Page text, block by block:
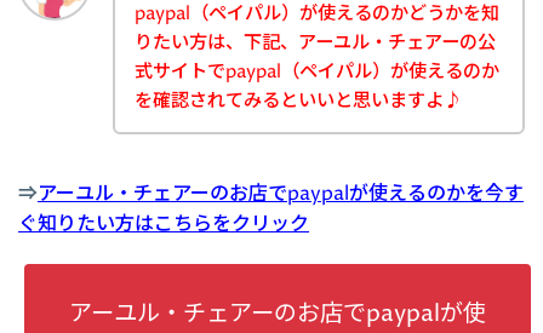
paypal（ペイパル）が使えるのかどうかを知
りたい方は、下記、アーユル・チェアーの公
式サイトでpaypal（ペイパル）が使えるのか
を確認されてみるといいと思いますよ♪
⇒アーユル・チェアーのお店でpaypalが使えるのかを今す
ぐ知りたい方はこちらをクリック
アーユル・チェアーのお店でpaypalが使